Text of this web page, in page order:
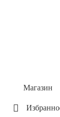
Магазин